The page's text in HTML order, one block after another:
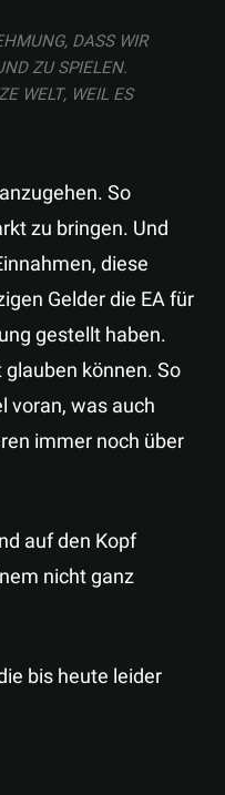
DASS WIR
ZU SPIELEN.
WELT, WEIL ES I
So
zu bringen. Und
diese
Gelder die EA für
gestellt haben.
können. So
voran, was auch
immer noch über
auf den Kopf
nicht ganz
bis heute leider